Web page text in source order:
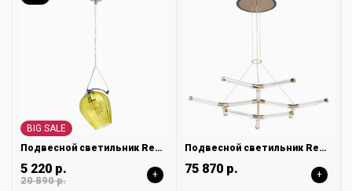
BIG SALE
Подвесной светильник Regenbogen Бремен 606010401
5 220 р.
20 890 р. +
Подвесной светильник Regenbogen Платлинг 661018501
75 870 р. +